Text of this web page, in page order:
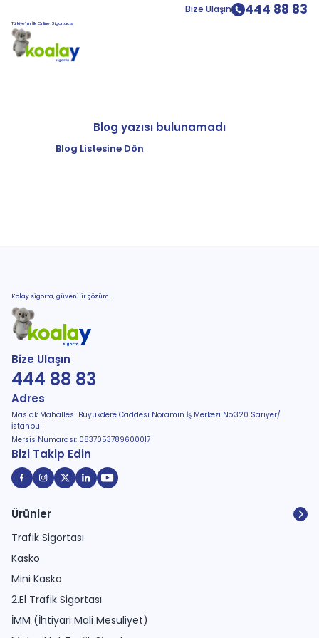
Bize Ulaşın 444 88 83
Türkiye’nin İlk Online Sigortacısı
Blog yazısı bulunamadı
Blog Listesine Dön
Kolay sigorta, güvenilir çözüm.
Bize Ulaşın
444 88 83
Adres
Maslak Mahallesi Büyükdere Caddesi Noramin İş Merkezi No:320 Sarıyer/
İstanbul
Mersis Numarası: 0837053789600017
Bizi Takip Edin
Ürünler
Trafik Sigortası
Kasko
Mini Kasko
2.El Trafik Sigortası
İMM (İhtiyari Mali Mesuliyet)